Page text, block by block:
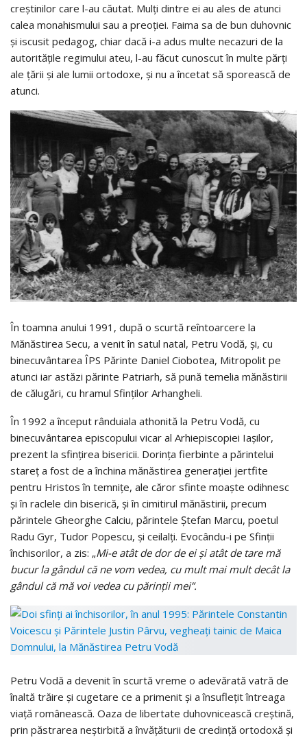
creştinilor care l-au căutat. Mulţi dintre ei au ales de atunci
calea monahismului sau a preoţiei. Faima sa de bun duhovnic
şi iscusit pedagog, chiar dacă i-a adus multe necazuri de la
autorităţile regimului ateu, l-au făcut cunoscut în multe părţi
ale ţării şi ale lumii ortodoxe, şi nu a încetat să sporească de
atunci.
În toamna anului 1991, după o scurtă reîntoarcere la
Mănăstirea Secu, a venit în satul natal, Petru Vodă, şi, cu
binecuvântarea ÎPS Părinte Daniel Ciobotea, Mitropolit pe
atunci iar astăzi părinte Patriarh, să pună temelia mănăstirii
de călugări, cu hramul Sfinţilor Arhangheli.
În 1992 a început rânduiala athonită la Petru Vodă, cu
binecuvântarea episcopului vicar al Arhiepiscopiei Iaşilor,
prezent la sfinţirea bisericii. Dorinţa fierbinte a părintelui
stareţ a fost de a închina mănăstirea generaţiei jertfite
pentru Hristos în temniţe, ale căror sfinte moaşte odihnesc
şi în raclele din biserică, şi în cimitirul mănăstirii, precum
părintele Gheorghe Calciu, părintele Ştefan Marcu, poetul
Radu Gyr, Tudor Popescu, şi ceilalţi. Evocându-i pe Sfinţii
închisorilor, a zis: „Mi-e atât de dor de ei şi atât de tare mă
bucur la gândul că ne vom vedea, cu mult mai mult decât la
gândul că mă voi vedea cu părinţii mei”.
Petru Vodă a devenit în scurtă vreme o adevărată vatră de
înaltă trăire şi cugetare ce a primenit şi a însufleţit întreaga
viaţă românească. Oaza de libertate duhovnicească creştină,
prin păstrarea neştirbită a învăţăturii de credinţă ortodoxă şi